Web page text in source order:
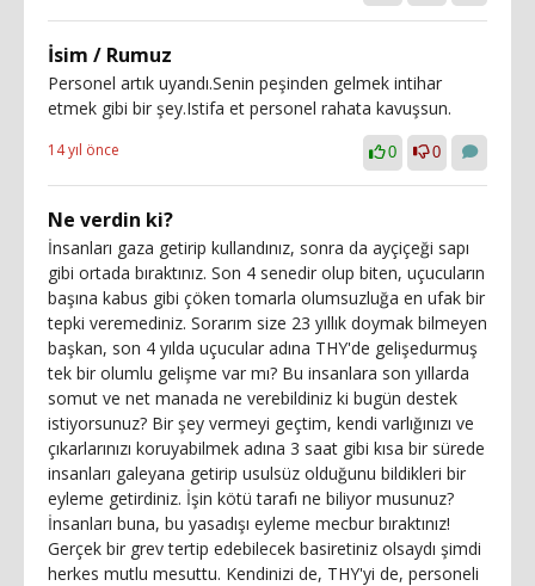
İsim / Rumuz
Personel artık uyandı.Senin peşinden gelmek intihar
etmek gibi bir şey.Istifa et personel rahata kavuşsun.
14 yıl önce 0 0
Ne verdin ki?
İnsanları gaza getirip kullandınız, sonra da ayçiçeği sapı
gibi ortada bıraktınız. Son 4 senedir olup biten, uçucuların
başına kabus gibi çöken tomarla olumsuzluğa en ufak bir
tepki veremediniz. Sorarım size 23 yıllık doymak bilmeyen
başkan, son 4 yılda uçucular adına THY'de gelişedurmuş
tek bir olumlu gelişme var mı? Bu insanlara son yıllarda
somut ve net manada ne verebildiniz ki bugün destek
istiyorsunuz? Bir şey vermeyi geçtim, kendi varlığınızı ve
çıkarlarınızı koruyabilmek adına 3 saat gibi kısa bir sürede
insanları galeyana getirip usulsüz olduğunu bildikleri bir
eyleme getirdiniz. İşin kötü tarafı ne biliyor musunuz?
İnsanları buna, bu yasadışı eyleme mecbur bıraktınız!
Gerçek bir grev tertip edebilecek basiretiniz olsaydı şimdi
herkes mutlu mesuttu. Kendinizi de, THY'yi de, personeli